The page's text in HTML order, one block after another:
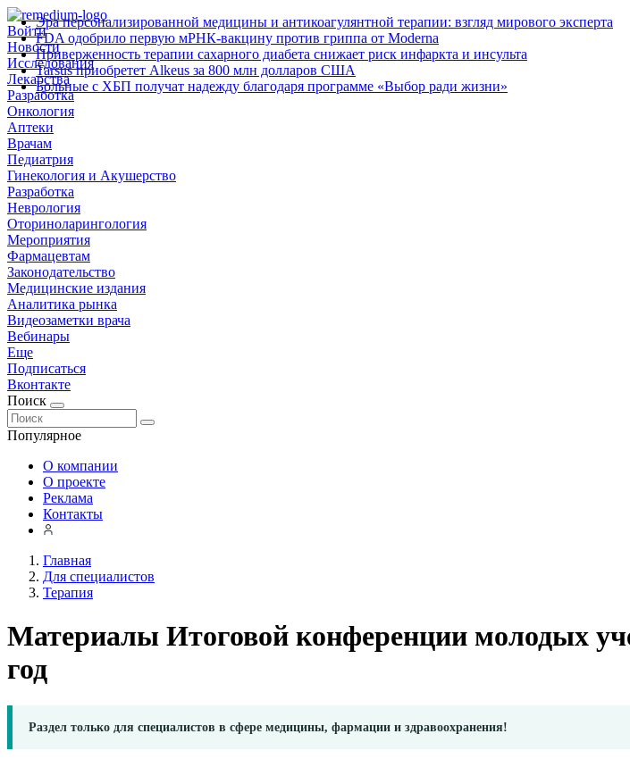
Войти
Новости
Исследования
Лекарства
Разработка
Онкология
Аптеки
Врачам
Педиатрия
Гинекология и Акушерство
Разработка
Неврология
Оториноларингология
Мероприятия
Фармацевтам
Законодательство
Медицинские издания
Аналитика рынка
Видеозаметки врача
Вебинары
Еще
Подписаться
Вконтакте
Поиск
Популярное
Эра персонализированной медицины и антикоагулянтной терапии: взгляд мирового эксперта
FDA одобрило первую мРНК‑вакцину против гриппа от Moderna
Приверженность терапии сахарного диабета снижает риск инфаркта и инсульта
Tarsus приобретет Alkeus за 800 млн долларов США
Больные с ХБП получат надежду благодаря программе «Выбор ради жизни»
О компании
О проекте
Реклама
Контакты
Главная
Для специалистов
Терапия
Материалы Итоговой конференции молодых
год
Раздел только для специалистов в сфере медицины, фармации и здравоохранения!